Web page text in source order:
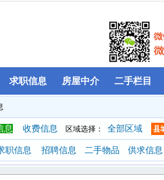
求职信息 房屋中介 二手栏目
息 收费信息 区域选择： 全部区域 县
职信息 招聘信息 二手物品 供求信息